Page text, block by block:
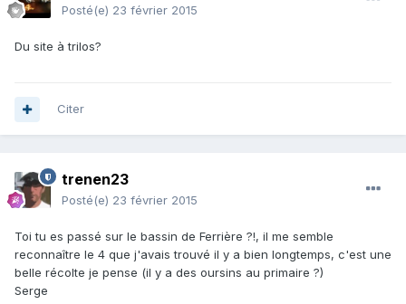
Posté(e) 23 février 2015
Du site à trilos?
Citer
trenen23
Posté(e) 23 février 2015
Toi tu es passé sur le bassin de Ferrière ?!, il me semble
reconnaître le 4 que j'avais trouvé il y a bien longtemps, c'est une
belle récolte je pense (il y a des oursins au primaire ?)
Serge